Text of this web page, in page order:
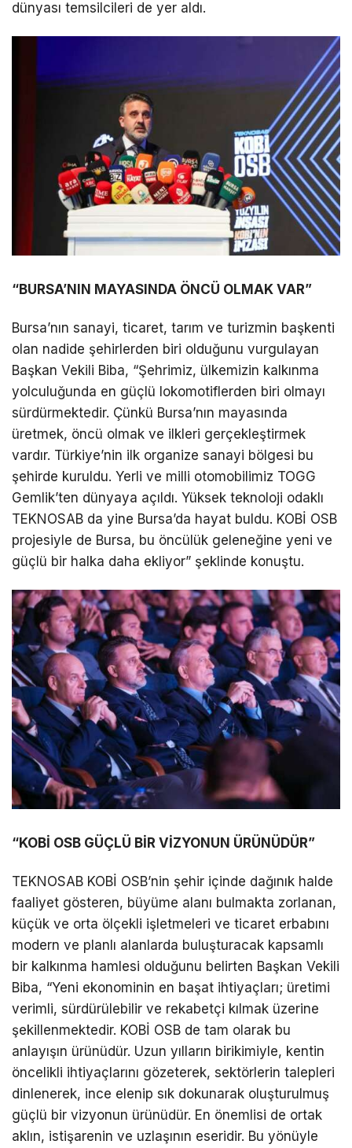
dünyası temsilcileri de yer aldı.
“BURSA’NIN MAYASINDA ÖNCÜ OLMAK VAR”
Bursa’nın sanayi, ticaret, tarım ve turizmin başkenti
olan nadide şehirlerden biri olduğunu vurgulayan
Başkan Vekili Biba, “Şehrimiz, ülkemizin kalkınma
yolculuğunda en güçlü lokomotiflerden biri olmayı
sürdürmektedir. Çünkü Bursa’nın mayasında
üretmek, öncü olmak ve ilkleri gerçekleştirmek
vardır. Türkiye’nin ilk organize sanayi bölgesi bu
şehirde kuruldu. Yerli ve milli otomobilimiz TOGG
Gemlik’ten dünyaya açıldı. Yüksek teknoloji odaklı
TEKNOSAB da yine Bursa’da hayat buldu. KOBİ OSB
projesiyle de Bursa, bu öncülük geleneğine yeni ve
güçlü bir halka daha ekliyor” şeklinde konuştu.
“KOBİ OSB GÜÇLÜ BİR VİZYONUN ÜRÜNÜDÜR”
TEKNOSAB KOBİ OSB’nin şehir içinde dağınık halde
faaliyet gösteren, büyüme alanı bulmakta zorlanan,
küçük ve orta ölçekli işletmeleri ve ticaret erbabını
modern ve planlı alanlarda buluşturacak kapsamlı
bir kalkınma hamlesi olduğunu belirten Başkan Vekili
Biba, “Yeni ekonominin en başat ihtiyaçları; üretimi
verimli, sürdürülebilir ve rekabetçi kılmak üzerine
şekillenmektedir. KOBİ OSB de tam olarak bu
anlayışın ürünüdür. Uzun yılların birikimiyle, kentin
öncelikli ihtiyaçlarını gözeterek, sektörlerin talepleri
dinlenerek, ince elenip sık dokunarak oluşturulmuş
güçlü bir vizyonun ürünüdür. En önemlisi de ortak
aklın, istişarenin ve uzlaşının eseridir. Bu yönüyle